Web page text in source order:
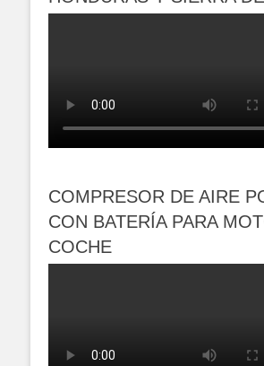
COMPRESOR DE AIRE
CON BATERÍA PARA
COCHE